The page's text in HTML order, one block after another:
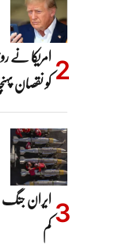
امریکا
کو نقصان
ایران جنگ
کم